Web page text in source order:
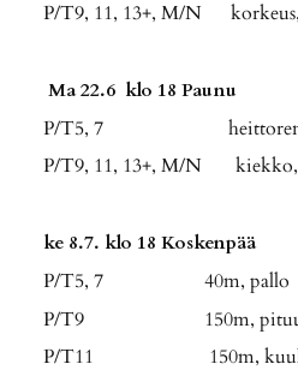
P/T9, 11, 13+, M/N
Ma 22.6 klo 18 Paunu
P/T5, 7 heittorengas,
P/T9, 11, 13+, M/N kiekko,
ke 8.7. klo 18 Koskenpää
P/T5, 7 40m, pallo
P/T9 150m,
P/T11 150m,